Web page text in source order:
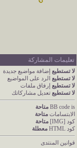
تعليمات المشاركة
لا تستطيع إضافة مواضيع جديدة
لا تستطيع الرد على المواضيع
لا تستطيع إرفاق ملفات
لا تستطيع تعديل مشاركاتك
BB code is
متاحة
الابتسامات متاحة
كود [IMG]
متاحة
كود HTML
معطلة
قوانين المنتدى